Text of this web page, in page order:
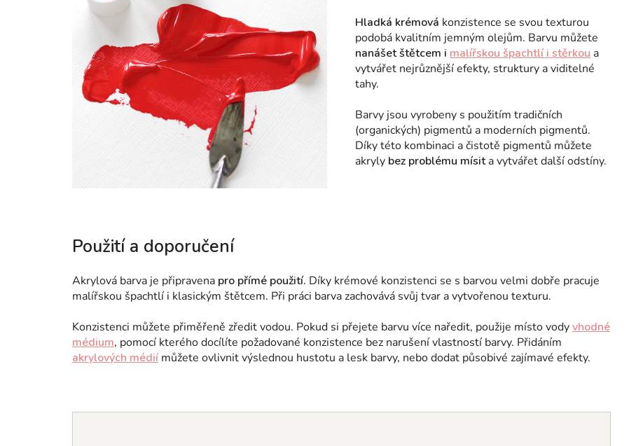
Hladká krémová konzistence se svou texturou
podobá kvalitním jemným olejům. Barvu můžete
nanášet štětcem i malířskou špachtlí i stěrkou a
vytvářet nejrůznější efekty, struktury a viditelné
tahy.
Barvy jsou vyrobeny s použitím tradičních
(organických) pigmentů a moderních pigmentů.
Díky této kombinaci a čistotě pigmentů můžete
akryly bez problému mísita vytvářet další odstíny.
Použití a doporučení
Akrylová barva je připravena pro přímé použití. Díky krémové konzistenci se s barvou velmi dobře pracuje
malířskou špachtlí i klasickým štětcem. Při práci barva zachovává svůj tvar a vytvořenou texturu.
Konzistenci můžete přiměřeně zředit vodou. Pokud si přejete barvu více naředit, použije místo vodyvhodné
médium, pomocí kterého docílíte požadované konzistence bez narušení vlastností barvy. Přidáním
akrylových médií můžete ovlivnit výslednou hustotu a lesk barvy, nebo dodat působivé zajímavé efekty.